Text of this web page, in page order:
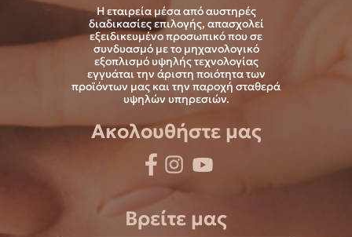
Η εταιρεία μέσα από αυστηρές
διαδικασίες επιλογής, απασχολεί
εξειδικευμένο προσωπικό που σε
συνδυασμό με το μηχανολογικό
εξοπλισμό υψηλής τεχνολογίας
εγγυάται την άριστη ποιότητα των
προϊόντων μας και την παροχή σταθερά
υψηλών υπηρεσιών.
Ακολουθήστε μας
Βρείτε μας